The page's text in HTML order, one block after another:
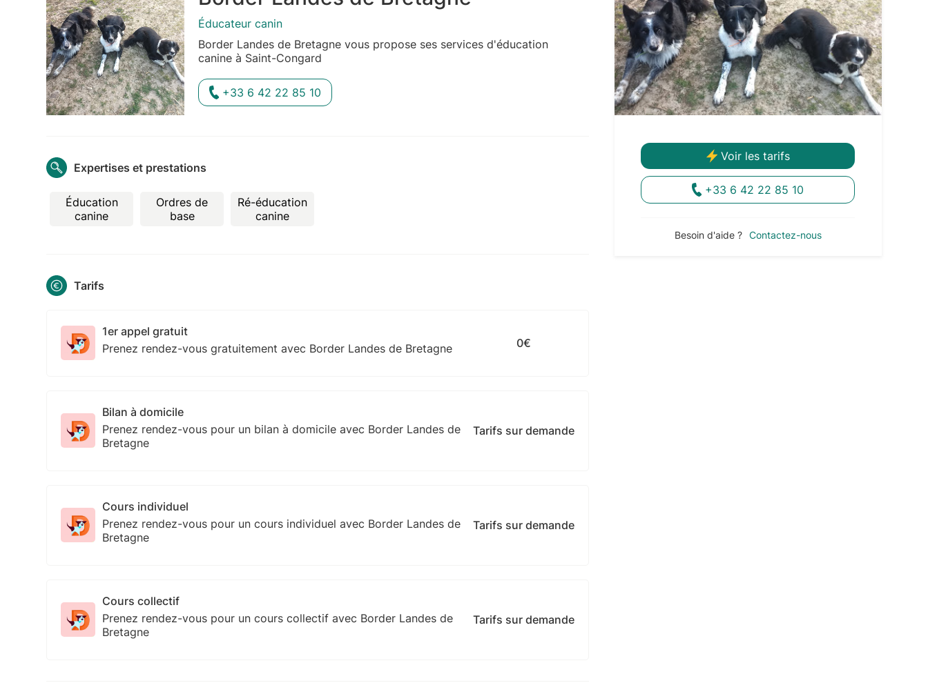
Éducateur canin
Border Landes de Bretagne vous propose ses services d'éducation
canine à Saint-Congard
+33 6 42 22 85 10
Expertises et prestations
Éducation
canine
Ordres de
base
Ré-éducation
canine
Tarifs
1er appel gratuit
Prenez rendez-vous gratuitement avec Border Landes de Bretagne
0€
Bilan à domicile
Prenez rendez-vous pour un bilan à domicile avec Border Landes de
Bretagne
Tarifs sur demande
Cours individuel
Prenez rendez-vous pour un cours individuel avec Border Landes de
Bretagne
Tarifs sur demande
Cours collectif
Prenez rendez-vous pour un cours collectif avec Border Landes de
Bretagne
Tarifs sur demande
Voir les tarifs
+33 6 42 22 85 10
Besoin d'aide ? Contactez-nous